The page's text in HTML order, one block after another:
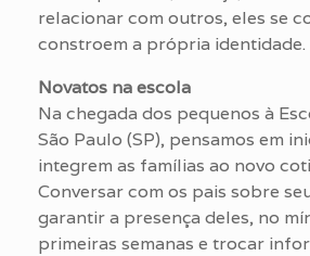
relacionar com outros, eles se
constroem a própria identidade.
Novatos na escola
Na chegada dos pequenos à
São Paulo (SP), pensamos em
integrem as famílias ao novo
Conversar com os pais sobre
garantir a presença deles, no
primeiras semanas e trocar